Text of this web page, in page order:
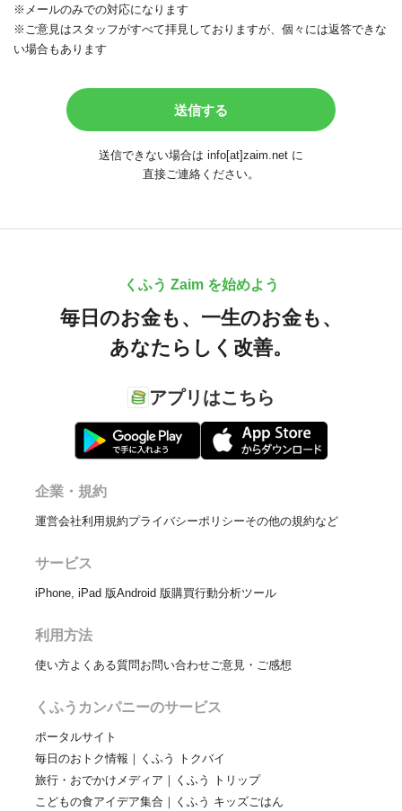
※メールのみでの対応になります
※ご意見はスタッフがすべて拝見しておりますが、個々には返答できな
い場合もあります
送信できない場合は info[at]zaim.net に
直接ご連絡ください。
くふう Zaim を始めよう
毎日のお金も、 一生のお金も、
あなたらしく改善。
アプリはこちら
企業・規約
運営会社利用規約プライバシーポリシーその他の規約など
サービス
iPhone, iPad 版Android 版購買行動分析ツール
利用方法
使い方よくある質問お問い合わせご意見・ご感想
くふうカンパニーのサービス
ポータルサイト
毎日のおトク情報｜くふう トクバイ
旅行・おでかけメディア｜くふう トリップ
こどもの食アイデア集合｜くふう キッズごはん